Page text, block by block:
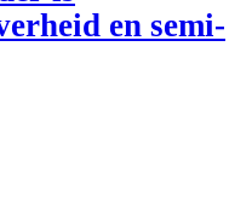
en semi-